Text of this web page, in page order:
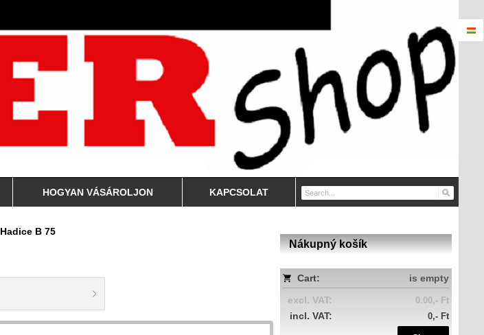
HOGYAN VÁSÁROLJON KAPCSOLAT
Nákupný košík
Cart:
is empty
excl. VAT:
0.00,- Ft
incl. VAT: 0,- Ft
Hadice B 75